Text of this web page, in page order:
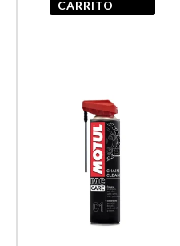
CARRITO